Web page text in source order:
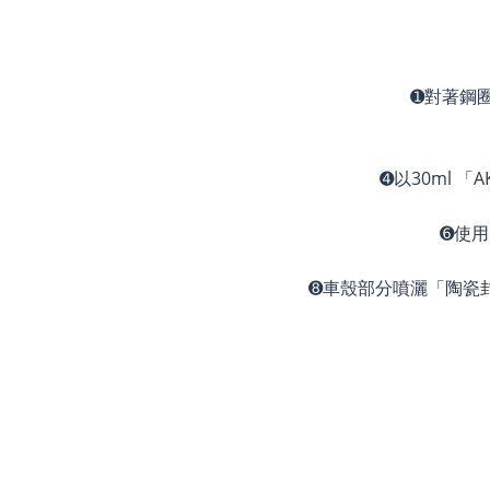
➊對著鋼
➍以30ml 「
➏使用
➑車殼部分噴灑「陶瓷